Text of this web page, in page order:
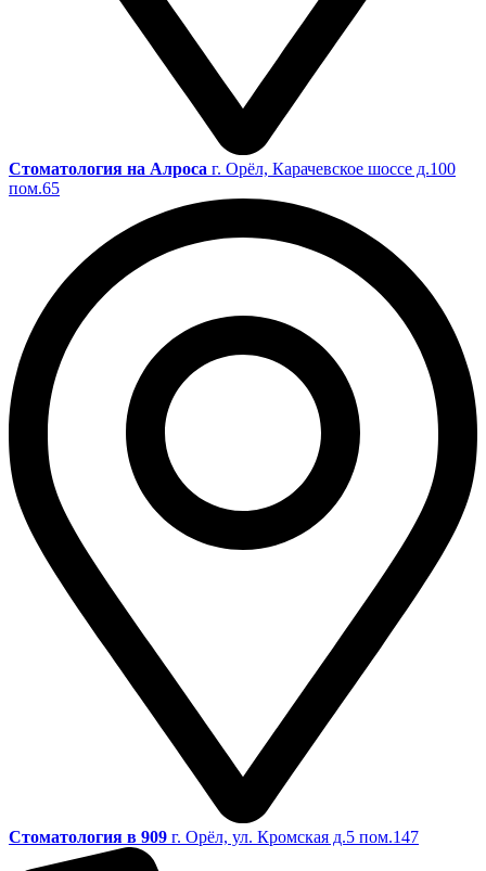
Cтоматология на Алроса г. Орёл, Карачевское шоссе д.100
пом.65
Стоматология в 909 г. Орёл, ул. Кромская д.5 пом.147